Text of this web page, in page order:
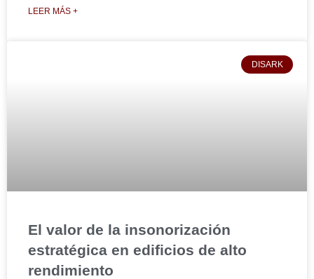
LEER MÁS +
DISARK
El valor de la insonorización
estratégica en edificios de alto
rendimiento